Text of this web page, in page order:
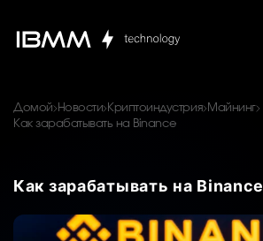
Домой Новости Криптоиндустрия Майнинг
Как зарабатывать на Binance
Как зарабатывать на Binance